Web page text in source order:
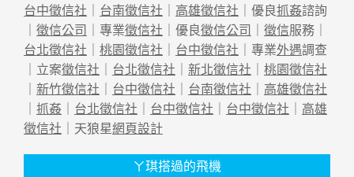
台中徵信社
台南徵信社 高雄徵信社 ｜優良抓姦諮詢
徵信公司 ｜專業徵信社 ｜優良徵信公司 徵信服務｜
台北徵信社
桃園徵信社 台中徵信社 ｜專業外遇調查
｜立案徵信社 台北徵信社 新北徵信社
桃園徵信社
新竹徵信社 台中徵信社 台南徵信社
高雄徵信社
抓姦 台北徵信社 台中徵信社 台中徵信社
高雄
徵信社 ｜天狼星網頁設計
ㄚ琪搭過的飛機